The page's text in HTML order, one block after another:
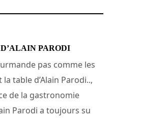
PARODI
pas comme les
la table d’Alain Parodi..,
de la gastronomie
Parodi a toujours su